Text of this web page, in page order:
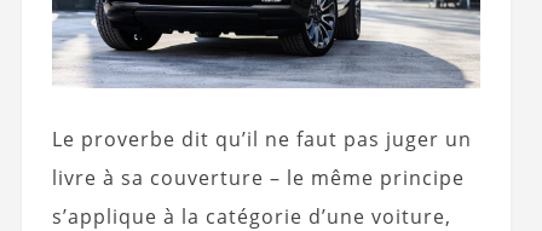
Le proverbe dit qu’il ne faut pas juger un
livre à sa couverture – le même principe
s’applique à la catégorie d’une voiture,